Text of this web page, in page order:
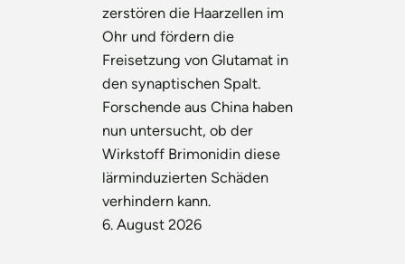
zerstören die Haarzellen im
Ohr und fördern die
Freisetzung von Glutamat in
den synaptischen Spalt.
Forschende aus China haben
nun untersucht, ob der
Wirkstoff Brimonidin diese
lärminduzierten Schäden
verhindern kann.
6. August 2026